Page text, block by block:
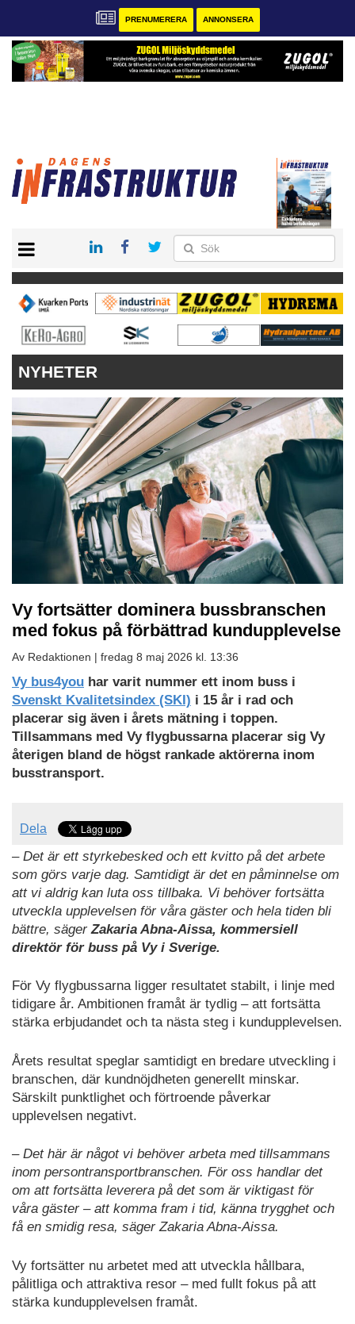
PRENUMERERA ANNONSERA
KONTAKT
VÅRA ANDRA MAGASIN
PRENUMERERA
NYHETER
Vy fortsätter dominera bussbranschen
med fokus på förbättrad kundupplevelse
Av Redaktionen | fredag 8 maj 2026 kl. 13:36
Vy bus4you har varit nummer ett inom buss i
Svenskt Kvalitetsindex (SKI) i 15 år i rad och
placerar sig även i årets mätning i toppen.
Tillsammans med Vy flygbussarna placerar sig Vy
återigen bland de högst rankade aktörerna inom
busstransport.
Dela
– Det är ett styrkebesked och ett kvitto på det arbete
som görs varje dag. Samtidigt är det en påminnelse om
att vi aldrig kan luta oss tillbaka. Vi behöver fortsätta
utveckla upplevelsen för våra gäster och hela tiden bli
bättre, sägerZakaria Abna-Aissa, kommersiell
direktör för buss på Vy i Sverige.
För Vy flygbussarna ligger resultatet stabilt, i linje med
tidigare år. Ambitionen framåt är tydlig – att fortsätta
stärka erbjudandet och ta nästa steg i kundupplevelsen.
Årets resultat speglar samtidigt en bredare utveckling i
branschen, där kundnöjdheten generellt minskar.
Särskilt punktlighet och förtroende påverkar
upplevelsen negativt.
– Det här är något vi behöver arbeta med tillsammans
inom persontransportbranschen. För oss handlar det
om att fortsätta leverera på det som är viktigast för
våra gäster – att komma fram i tid, känna trygghet och
få en smidig resa, säger Zakaria Abna-Aissa.
Vy fortsätter nu arbetet med att utveckla hållbara,
pålitliga och attraktiva resor – med fullt fokus på att
stärka kundupplevelsen framåt.